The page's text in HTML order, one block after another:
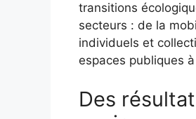
transitions
secteurs : de la
individuels et
espaces publiques
Des